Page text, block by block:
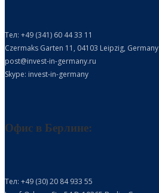
Тел: +49 (341) 60 44 33 11
Czermaks Garten 11, 04103 Leipzig, Germany
post@invest-in-germany.ru
Skype: invest-in-germany
Офис в Берлине:
Тел: +49 (30) 20 84 933 55